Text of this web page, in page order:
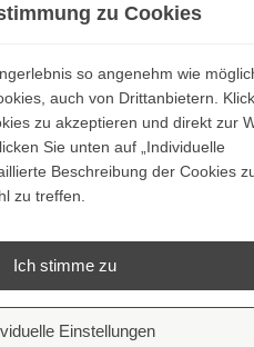
Marken zu Cookies
so angenehm wie
auch von Drittanbietern.
zu akzeptieren und direkt zur
Sie unten auf „Individuelle
Beschreibung der Cookies
zu treffen.
Ich stimme zu
Einstellungen